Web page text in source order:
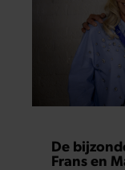
De
Frans en